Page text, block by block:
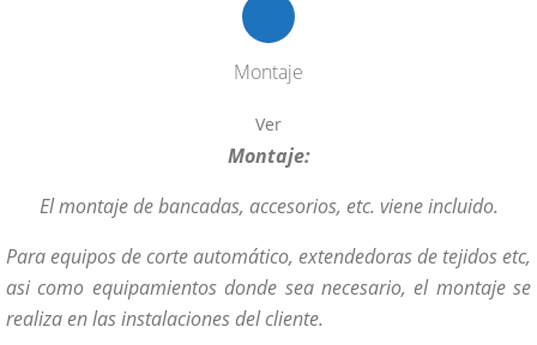
Montaje
Ver
Montaje:
El montaje de bancadas, accesorios, etc. viene incluido.
Para equipos de corte automático, extendedoras de tejidos etc,
asi como equipamientos donde sea necesario, el montaje se
realiza en las instalaciones del cliente.